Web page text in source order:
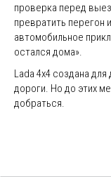
проверка перед
превратить перегон
автомобильное
остался дома».
Lada 4x4 создана
дороги. Но до этих
добраться.